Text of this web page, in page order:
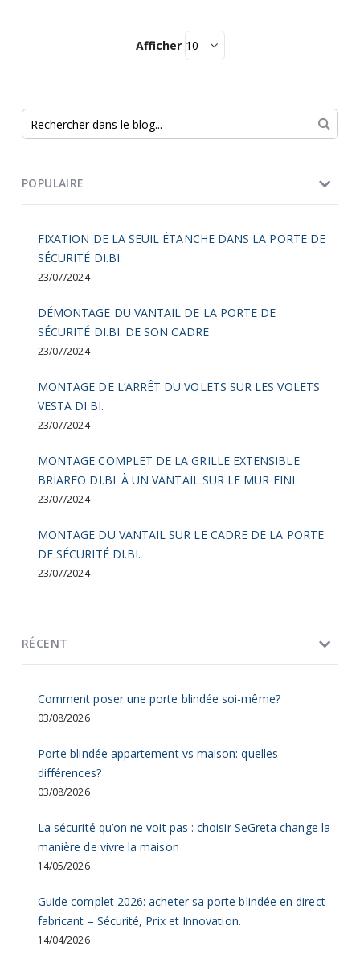
Afficher
POPULAIRE
FIXATION DE LA SEUIL ÉTANCHE DANS LA PORTE DE
SÉCURITÉ DI.BI.
23/07/2024
DÉMONTAGE DU VANTAIL DE LA PORTE DE
SÉCURITÉ DI.BI. DE SON CADRE
23/07/2024
MONTAGE DE L’ARRÊT DU VOLETS SUR LES VOLETS
VESTA DI.BI.
23/07/2024
MONTAGE COMPLET DE LA GRILLE EXTENSIBLE
BRIAREO DI.BI. À UN VANTAIL SUR LE MUR FINI
23/07/2024
MONTAGE DU VANTAIL SUR LE CADRE DE LA PORTE
DE SÉCURITÉ DI.BI.
23/07/2024
RÉCENT
Comment poser une porte blindée soi-même?
03/08/2026
Porte blindée appartement vs maison: quelles
différences?
03/08/2026
La sécurité qu’on ne voit pas : choisir SeGreta change la
manière de vivre la maison
14/05/2026
Guide complet 2026: acheter sa porte blindée en direct
fabricant – Sécurité, Prix et Innovation.
14/04/2026